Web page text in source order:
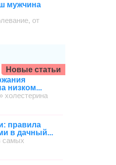
мужчина
от
Новые статьи
низком...
холестерина
правила
в дачный...
самых